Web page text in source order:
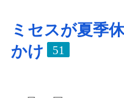
ミセスが夏季
かけ
51